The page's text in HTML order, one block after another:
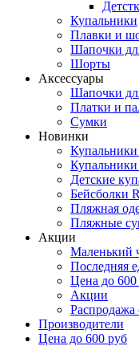
Купальники
Плавки и
Шапочки
Шорты
Аксессуары
Шапочки
Платки и
Сумки
Новинки
Детские
Бейсболки
Пляжная
Пляжные
Акции
Маленький
Последняя
Цена до 600
Акции
Распродажа
Производители
Цена до 600 руб